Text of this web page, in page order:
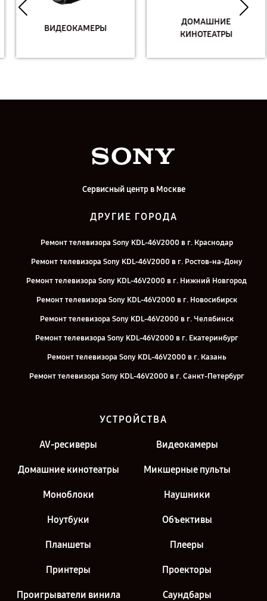
ВИДЕОКАМЕРЫ
ДОМАШНИЕ
КИНОТЕАТРЫ
Сервисный центр в Москве
ДРУГИЕ ГОРОДА
Ремонт телевизора Sony KDL-46V2000 в г. Краснодар
Ремонт телевизора Sony KDL-46V2000 в г. Ростов-на-Дону
Ремонт телевизора Sony KDL-46V2000 в г. Нижний Новгород
Ремонт телевизора Sony KDL-46V2000 в г. Новосибирск
Ремонт телевизора Sony KDL-46V2000 в г. Челябинск
Ремонт телевизора Sony KDL-46V2000 в г. Екатеринбург
Ремонт телевизора Sony KDL-46V2000 в г. Казань
Ремонт телевизора Sony KDL-46V2000 в г. Санкт-Петербург
УСТРОЙСТВА
AV-ресиверы Видеокамеры
Домашние кинотеатры Микшерные пульты
Моноблоки Наушники
Ноутбуки Объективы
Планшеты Плееры
Принтеры Проекторы
Проигрыватели винила Саундбары